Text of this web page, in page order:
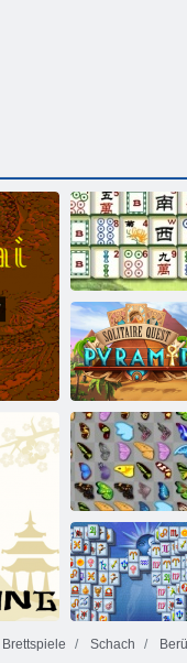
Mahjong -Kette
Solitaire Quest
Pyramide
Schmetterlings
Kyodai
Brettspiele Schach